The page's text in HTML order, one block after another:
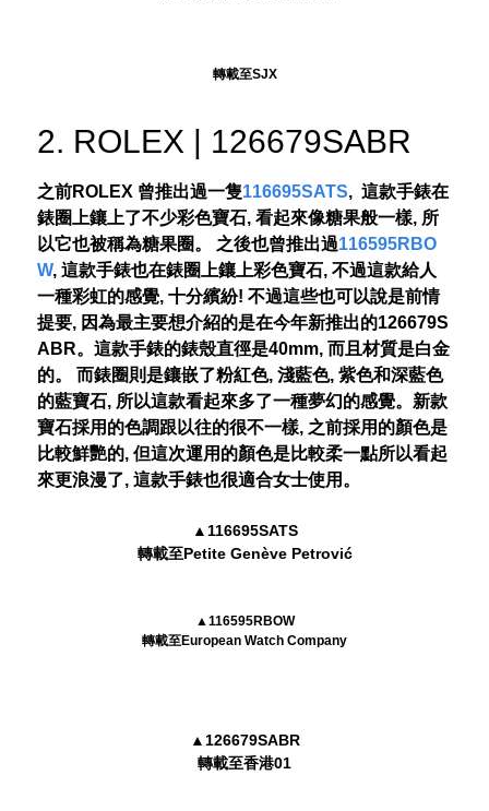
轉載至SJX
2. ROLEX | 126679SABR
之前ROLEX 曾推出過一隻116695SATS, 這款手錶在
錶圈上鑲上了不少彩色寶石, 看起來像糖果般一樣, 所
以它也被稱為糖果圈。 之後也曾推出過116595RBO
W, 這款手錶也在錶圈上鑲上彩色寶石, 不過這款給人
一種彩虹的感覺, 十分繽紛! 不過這些也可以說是前情
提要, 因為最主要想介紹的是在今年新推出的126679S
ABR。這款手錶的錶殼直徑是40mm, 而且材質是白金
的。 而錶圈則是鑲嵌了粉紅色, 淺藍色, 紫色和深藍色
的藍寶石, 所以這款看起來多了一種夢幻的感覺。新款
寶石採用的色調跟以往的很不一樣, 之前採用的顏色是
比較鮮艷的, 但這次運用的顏色是比較柔一點所以看起
來更浪漫了, 這款手錶也很適合女士使用。
▲116695SATS
轉載至Petite Genève Petrović
▲116595RBOW
轉載至European Watch Company
▲126679SABR
轉載至香港01